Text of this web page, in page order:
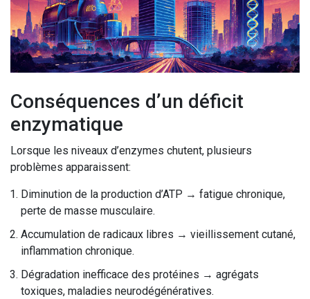
Conséquences d’un déficit
enzymatique
Lorsque les niveaux d’enzymes chutent, plusieurs
problèmes apparaissent:
Diminution de la production d’ATP → fatigue chronique,
perte de masse musculaire.
Accumulation de radicaux libres → vieillissement cutané,
inflammation chronique.
Dégradation inefficace des protéines → agrégats
toxiques, maladies neurodégénératives.